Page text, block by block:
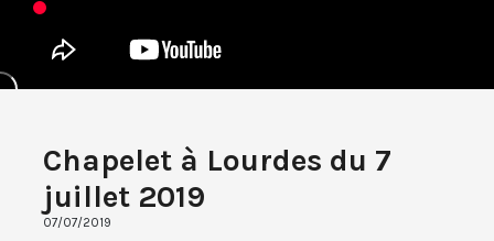
Chapelet à Lourdes du 7
juillet 2019
07/07/2019